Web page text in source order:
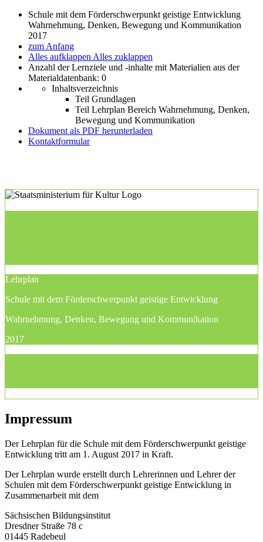
Schule mit dem Förderschwerpunkt geistige Entwicklung
Wahrnehmung, Denken, Bewegung und Kommunikation
2017
zum Anfang
Alles aufklappen Alles zuklappen
Anzahl der Lernziele und -inhalte mit Materialien aus der
Materialdatenbank: 0
Inhaltsverzeichnis
Teil Grundlagen
Teil Lehrplan Bereich Wahrnehmung, Denken,
Bewegung und Kommunikation
Dokument als PDF herunterladen
Kontaktformular
Lehrplan
Schule mit dem Förderschwerpunkt geistige Entwicklung
Wahrnehmung, Denken, Bewegung und Kommunikation
2017
Impressum
Der Lehrplan für die Schule mit dem Förderschwerpunkt geistige
Entwicklung tritt am 1. August 2017 in Kraft.
Der Lehrplan wurde erstellt durch Lehrerinnen und Lehrer der
Schulen mit dem Förderschwerpunkt geistige Entwicklung in
Zusammenarbeit mit dem
Sächsischen Bildungsinstitut
Dresdner Straße 78 c
01445 Radebeul